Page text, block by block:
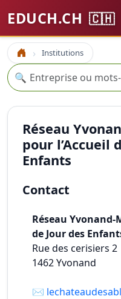
EDUCH.CH 🇨🇭
Accueil Institutions
Recherche
🔍
Réseau
pour l’Accueil
Enfants
Contact
Réseau Yvonand-
de Jour des
Rue des cerisiers 2
1462Yvonand
✉️